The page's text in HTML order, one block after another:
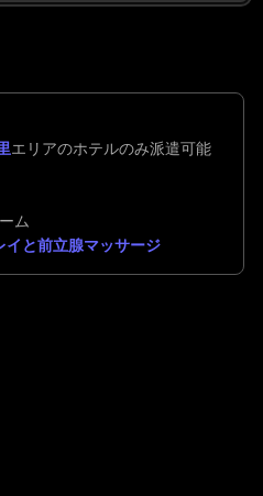
エリアのホテルのみ派遣可能
ム
イと前立腺マッサージ